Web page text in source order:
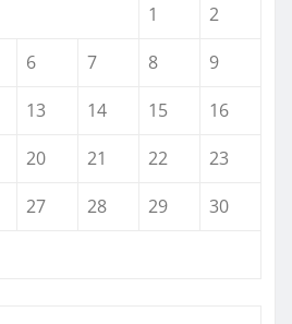
1
2
6 7 8
9
13 14 15
16
20 21 22
23
27 28 29
30